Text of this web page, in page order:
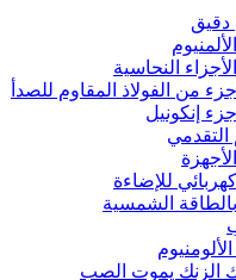
دقيق
النحاسية
من الفولاذ المقاوم للصدأ
إنكونيل
التقدمي
للإضاءة
الشمسية
الزنك يموت الصب